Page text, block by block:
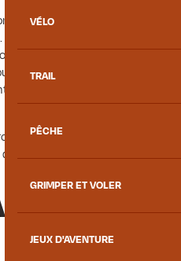
VÉLO
TRAIL
PÊCHE
GRIMPER ET VOLER
JEUX D'AVENTURE
ne sauraient porter
reproductions, les
les réutilisations à des fins
d’information, de tout ou
interdites.
par la loi du 1er juillet
d’auteur.